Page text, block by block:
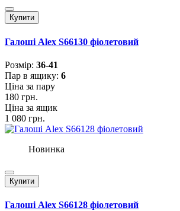
Купити
Галоші Alex S66130 фіолетовий
Розмiр: 36-41
Пар в ящику: 6
Ціна за пару
180 грн.
Ціна за ящик
1 080 грн.
Новинка
Купити
Галоші Alex S66128 фіолетовий